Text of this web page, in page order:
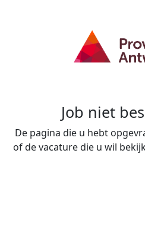
Job niet
De pagina die u hebt
of de vacature die u wil